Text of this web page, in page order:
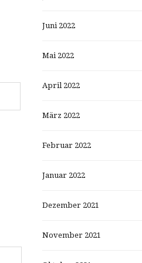
Juni 2022
Mai 2022
April 2022
März 2022
Februar 2022
Januar 2022
Dezember 2021
November 2021